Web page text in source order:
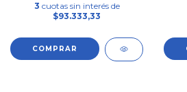
3 cuotas sin interés de
$93.333,33